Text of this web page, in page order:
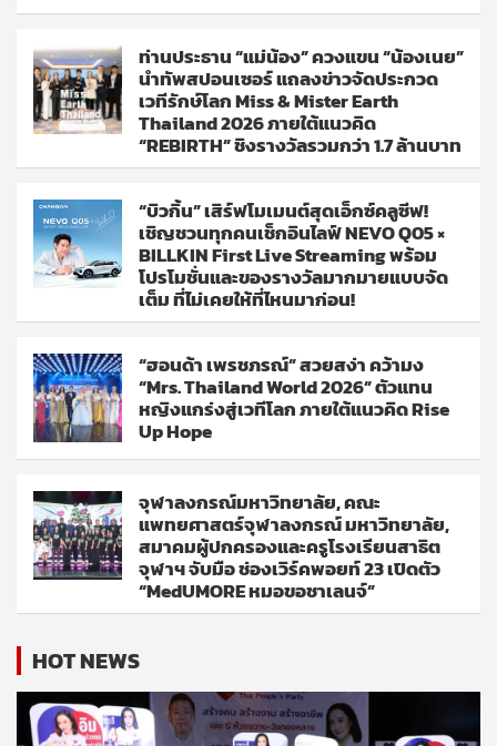
ท่านประธาน “แม่น้อง” ควงแขน “น้องเนย”
นำทัพสปอนเซอร์ แถลงข่าวจัดประกวด
เวทีรักษ์โลก Miss & Mister Earth
Thailand 2026 ภายใต้แนวคิด
“REBIRTH” ชิงรางวัลรวมกว่า 1.7 ล้านบาท
“บิวกิ้น” เสิร์ฟโมเมนต์สุดเอ็กซ์คลูซีฟ!
เชิญชวนทุกคนเช็กอินไลฟ์ NEVO Q05 ×
BILLKIN First Live Streaming พร้อม
โปรโมชั่นและของรางวัลมากมายแบบจัด
เต็ม ที่ไม่เคยให้ที่ไหนมาก่อน!
“ฮอนด้า เพรชภรณ์” สวยสง่า คว้ามง
“Mrs. Thailand World 2026” ตัวแทน
หญิงแกร่งสู่เวทีโลก ภายใต้แนวคิด Rise
Up Hope
จุฬาลงกรณ์มหาวิทยาลัย, คณะ
แพทยศาสตร์จุฬาลงกรณ์ มหาวิทยาลัย,
สมาคมผู้ปกครองและครูโรงเรียนสาธิต
จุฬาฯ จับมือ ช่องเวิร์คพอยท์ 23 เปิดตัว
“MedUMORE หมอขอชาเลนจ์”
HOT NEWS